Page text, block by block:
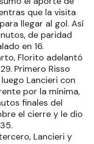
que la visita
llegar al gol. Así
de paridad
en 16.
Florito adelantó
Primero Risso
Lancieri con
por la mínima,
finales del
el cierre y le dio
Lancieri y